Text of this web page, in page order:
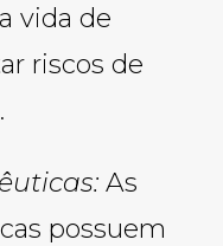
vida de
riscos de
As
possuem